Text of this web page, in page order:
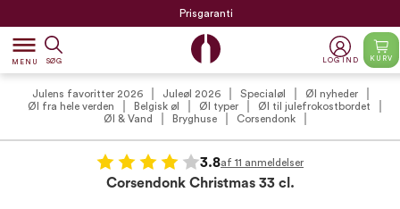
Prisgaranti
dehaze
MENU SØG LOG IND KURV
Julens favoritter 2026 Juleøl 2026 Specialøl
Øl nyheder
Øl fra hele verden
Belgisk øl Øl typer
Øl til julefrokostbordet
Øl & Vand
Bryghuse Corsendonk
3.8af 11 anmeldelser
Corsendonk Christmas 33 cl.